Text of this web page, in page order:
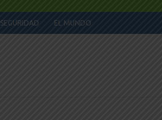
SEGURIDAD EL MUNDO